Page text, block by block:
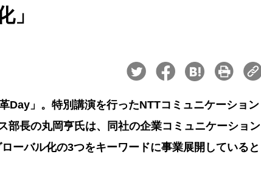
」
Day」。特別講演を行ったNTTコミュニケーション
部長の丸岡亨氏は、同社の企業コミュニケーション
ーバル化の3つをキーワードに事業展開していると